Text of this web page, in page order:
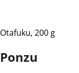
Otafuku, 200 g
Ponzu